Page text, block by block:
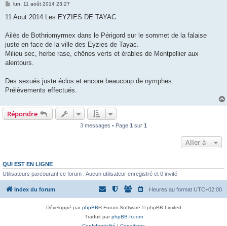
M
g
lun. 11 août 2014 23:27
11 Aout 2014 Les EYZIES DE TAYAC
Ailés de Bothriomyrmex dans le Périgord sur le sommet de la falaise
juste en face de la ville des Eyzies de Tayac.
Milieu sec, herbe rase, chênes verts et érables de Montpellier aux
alentours.
Des sexués juste éclos et encore beaucoup de nymphes.
Prélèvements effectués.
Répondre
3 messages • Page 1 sur 1
Aller à
QUI EST EN LIGNE
Utilisateurs parcourant ce forum : Aucun utilisateur enregistré et 0 invité
Index du forum Heures au format UTC+02:00
Développé parphpBB® Forum Software © phpBB Limited
Traduit parphpBB-fr.com